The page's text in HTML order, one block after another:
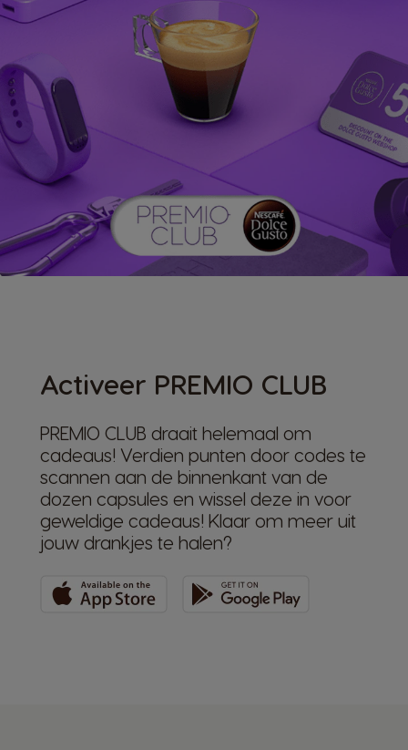
Activeer PREMIO CLUB
PREMIO CLUB draait helemaal om
cadeaus! Verdien punten door codes te
scannen aan de binnenkant van de
dozen capsules en wissel deze in voor
geweldige cadeaus! Klaar om meer uit
jouw drankjes te halen?